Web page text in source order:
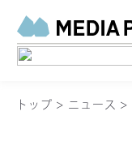
トップ > ニュース >